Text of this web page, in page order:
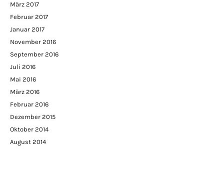
März 2017
Februar 2017
Januar 2017
November 2016
September 2016
Juli 2016
Mai 2016
März 2016
Februar 2016
Dezember 2015
Oktober 2014
August 2014